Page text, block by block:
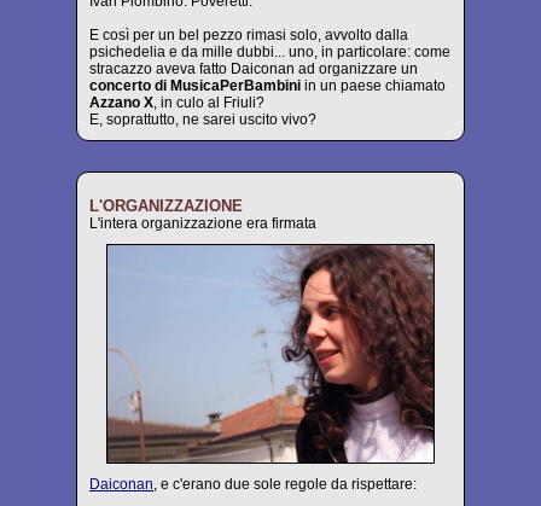
E così per un bel pezzo rimasi solo, avvolto dalla
psichedelia e da mille dubbi... uno, in particolare: come
stracazzo aveva fatto Daiconan ad organizzare un
concerto di MusicaPerBambini in un paese chiamato
Azzano X, in culo al Friuli?
E, soprattutto, ne sarei uscito vivo?
L'ORGANIZZAZIONE
L'intera organizzazione era firmata
Daiconan, e c'erano due sole regole da rispettare: